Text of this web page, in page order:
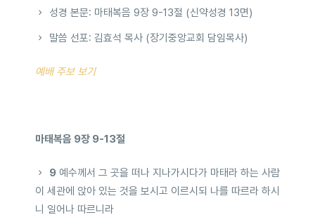
성경 본문: 마태복음 9장 9-13절 (신약성경 13면)
말씀 선포: 김효석 목사 (장기중앙교회 담임목사)
예배 주보 보기
마태복음 9장 9-13절
9예수께서 그 곳을 떠나 지나가시다가 마태라 하는 사람
이 세관에 앉아 있는 것을 보시고 이르시되 나를 따르라 하시
니 일어나 따르니라